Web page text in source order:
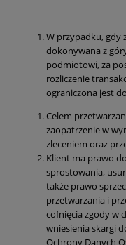
W przypadku, gdy
dokonywana z
podmiotowi, za
rozliczenie
ograniczona jest
Celem
zaopatrzenie w
zleceniem oraz
Klient ma prawo
sprostowania,
także prawo
przetwarzania i
cofnięcia zgody w
wniesienia skargi